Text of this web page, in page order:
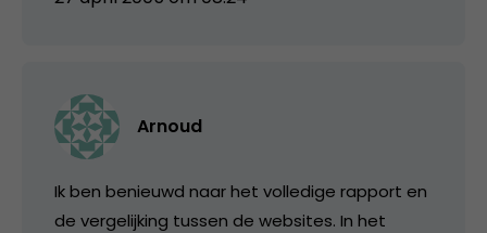
Arnoud
Ik ben benieuwd naar het volledige rapport en
de vergelijking tussen de websites. In het